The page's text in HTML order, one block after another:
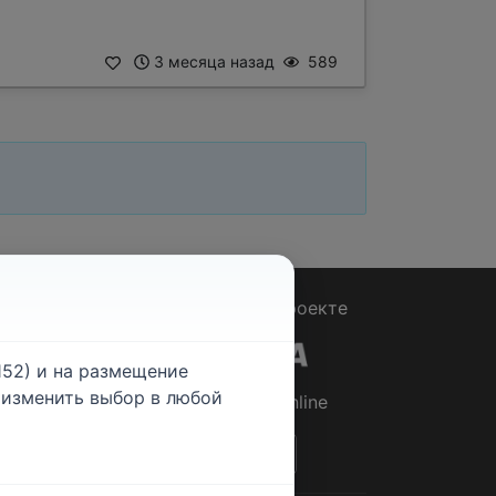
3 месяца назад 589
О проекте
© 2026Rabotniki.online
и на размещение
выбор в любой